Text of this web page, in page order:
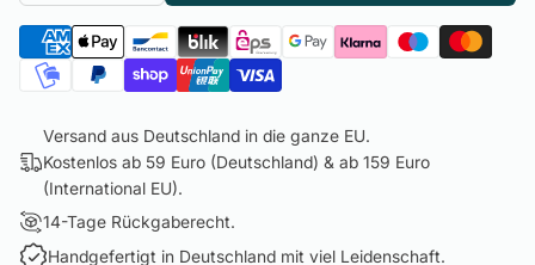
Versand aus Deutschland in die ganze EU.
Kostenlos ab 59 Euro (Deutschland) & ab 159 Euro
(International EU).
14-Tage Rückgaberecht.
Handgefertigt in Deutschland mit viel Leidenschaft.